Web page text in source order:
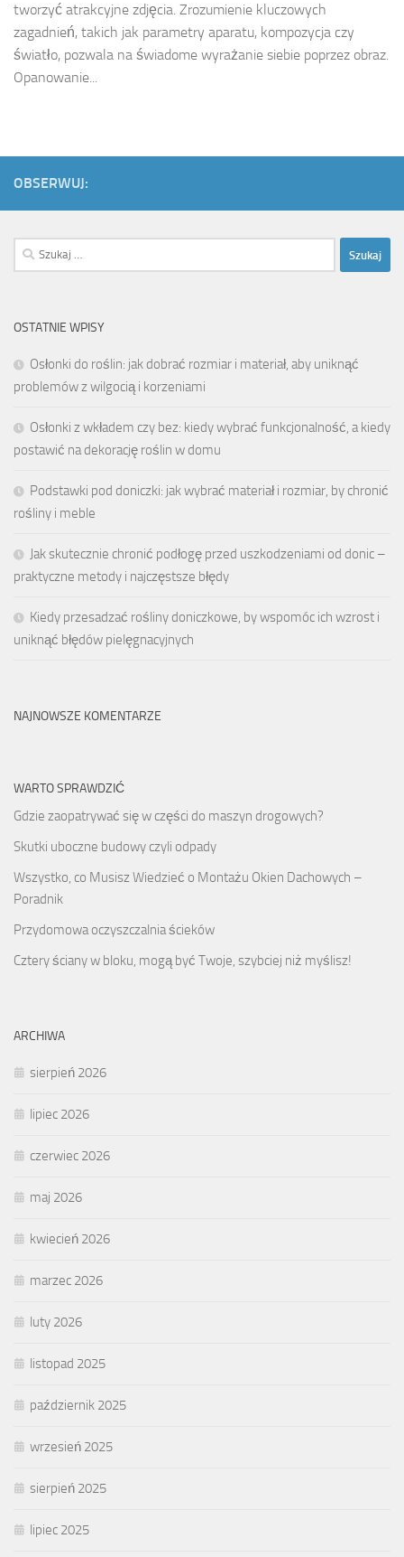
tworzyć atrakcyjne zdjęcia. Zrozumienie kluczowych
zagadnień, takich jak parametry aparatu, kompozycja czy
światło, pozwala na świadome wyrażanie siebie poprzez obraz.
Opanowanie...
OBSERWUJ:
Szukaj:
OSTATNIE WPISY
Osłonki do roślin: jak dobrać rozmiar i materiał, aby uniknąć
problemów z wilgocią i korzeniami
Osłonki z wkładem czy bez: kiedy wybrać funkcjonalność, a kiedy
postawić na dekorację roślin w domu
Podstawki pod doniczki: jak wybrać materiał i rozmiar, by chronić
rośliny i meble
Jak skutecznie chronić podłogę przed uszkodzeniami od donic –
praktyczne metody i najczęstsze błędy
Kiedy przesadzać rośliny doniczkowe, by wspomóc ich wzrost i
uniknąć błędów pielęgnacyjnych
NAJNOWSZE KOMENTARZE
WARTO SPRAWDZIĆ
Gdzie zaopatrywać się w części do maszyn drogowych?
Skutki uboczne budowy czyli odpady
Wszystko, co Musisz Wiedzieć o Montażu Okien Dachowych –
Poradnik
Przydomowa oczyszczalnia ścieków
Cztery ściany w bloku, mogą być Twoje, szybciej niż myślisz!
ARCHIWA
sierpień 2026
lipiec 2026
czerwiec 2026
maj 2026
kwiecień 2026
marzec 2026
luty 2026
listopad 2025
październik 2025
wrzesień 2025
sierpień 2025
lipiec 2025